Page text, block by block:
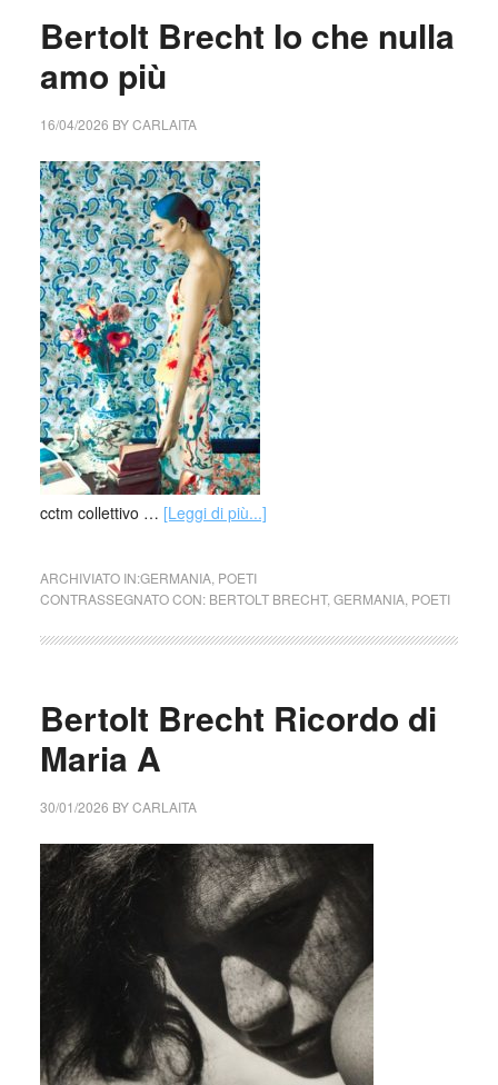
Bertolt Brecht Io che nulla
amo più
16/04/2026 BYCARLAITA
cctm collettivo … [Leggi di più...]
ARCHIVIATO IN:GERMANIA, POETI
CONTRASSEGNATO CON: BERTOLT BRECHT, GERMANIA, POETI
Bertolt Brecht Ricordo di
Maria A
30/01/2026 BYCARLAITA